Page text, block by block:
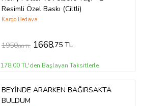
Resimli Özel Baskı (Ciltli)
Kargo Bedava
1950,00 TL 1668,75 TL
178,00 TL'den Başlayan Taksitlerle
BEYİNDE ARARKEN BAĞIRSAKTA
BULDUM